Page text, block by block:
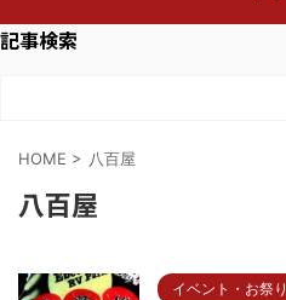
記事検索
HOME > 八百屋
八百屋
イベント・お祭り